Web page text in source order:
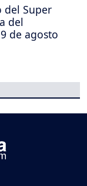
del Super
del
de agosto